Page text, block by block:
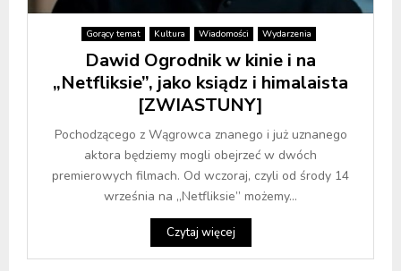
Gorący temat Kultura Wiadomości Wydarzenia
Dawid Ogrodnik w kinie i na
„Netfliksie”, jako ksiądz i himalaista
[ZWIASTUNY]
Pochodzącego z Wągrowca znanego i już uznanego
aktora będziemy mogli obejrzeć w dwóch
premierowych filmach. Od wczoraj, czyli od środy 14
września na „Netfliksie” możemy...
Czytaj więcej